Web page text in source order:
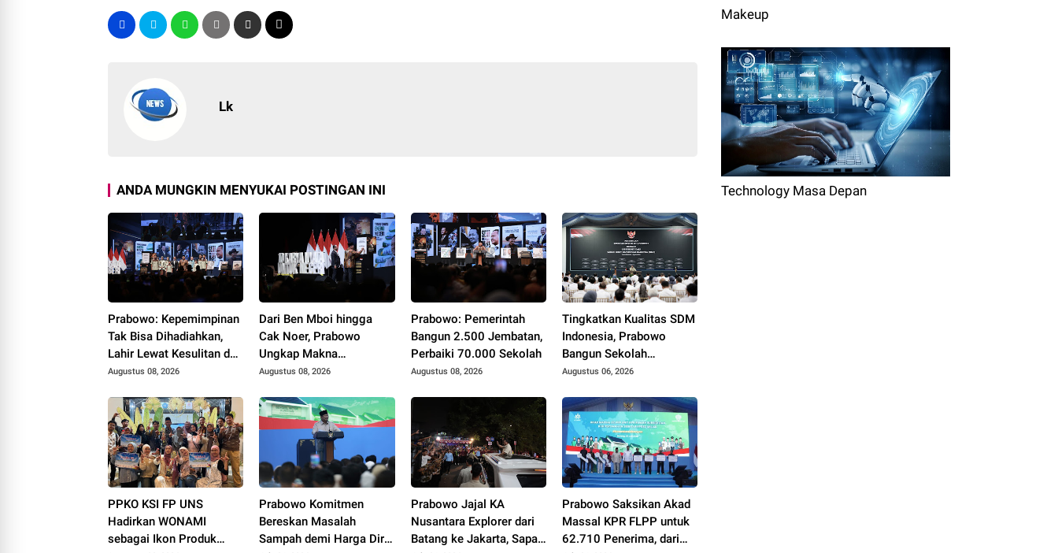
Lk
ANDA MUNGKIN MENYUKAI POSTINGAN INI
Prabowo: Kepemimpinan
Tak Bisa Dihadiahkan,
Lahir Lewat Kesulitan dan
Keberanian
Augustus 08, 2026
Dari Ben Mboi hingga
Cak Noer, Prabowo
Ungkap Makna
Kepemimpinan: Bekerja,
Akal Sehat
Augustus 08, 2026
Prabowo: Pemerintah
Bangun 2.500 Jembatan,
Perbaiki 70.000 Sekolah
Augustus 08, 2026
Tingkatkan Kualitas SDM
Indonesia, Prabowo
Bangun Sekolah
Unggulan hingga Undang
Augustus 06, 2026
PPKO KSI FP UNS
Hadirkan WONAMI
sebagai Ikon Produk
Prabowo Komitmen
Bereskan Masalah
Sampah demi Harga Diri
Prabowo Jajal KA
Nusantara Explorer dari
Batang ke Jakarta, Sapa
Prabowo Saksikan Akad
Massal KPR FLPP untuk
62.710 Penerima, dari
Makeup
Technology Masa Depan